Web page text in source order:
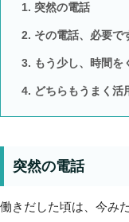
突然の電話
その電話、必要で
もう少し、時間を
どちらもうまく活
突然の電話
働きだした頃は、今み